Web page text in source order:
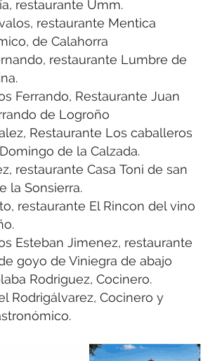
restaurante Umm.
restaurante Mentica
de Calahorra
restaurante Lumbre de
Ferrando, Restaurante Juan
de Logroño
Restaurante Los caballeros
de la Calzada.
restaurante Casa Toni de san
la Sonsierra.
restaurante El Rincon del vino
Esteban Jimenez, restaurante
goyo de Viniegra de abajo
Rodriguez, Cocinero.
Rodrigálvarez, Cocinero y